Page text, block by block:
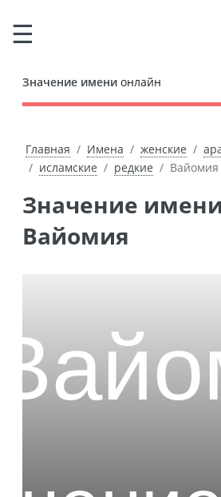
Значение имени онлайн
Главная Имена женские
исламские
редкие Вайомия
Значение имени
Вайомия